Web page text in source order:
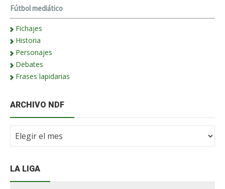
Fútbol mediático
Fichajes
Historia
Personajes
Debates
Frases lapidarias
ARCHIVO NDF
Archivo
LA LIGA